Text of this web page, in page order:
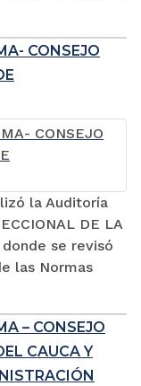
CONSEJO
la Auditoría
DE LA
donde se revisó
las Normas
– CONSEJO
CAUCA Y